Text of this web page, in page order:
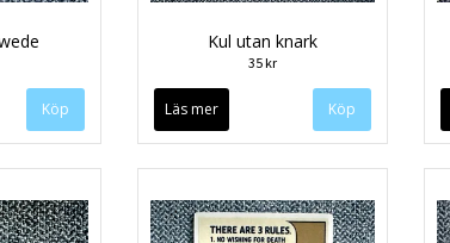
Kul utan knark
35 kr
Läs mer